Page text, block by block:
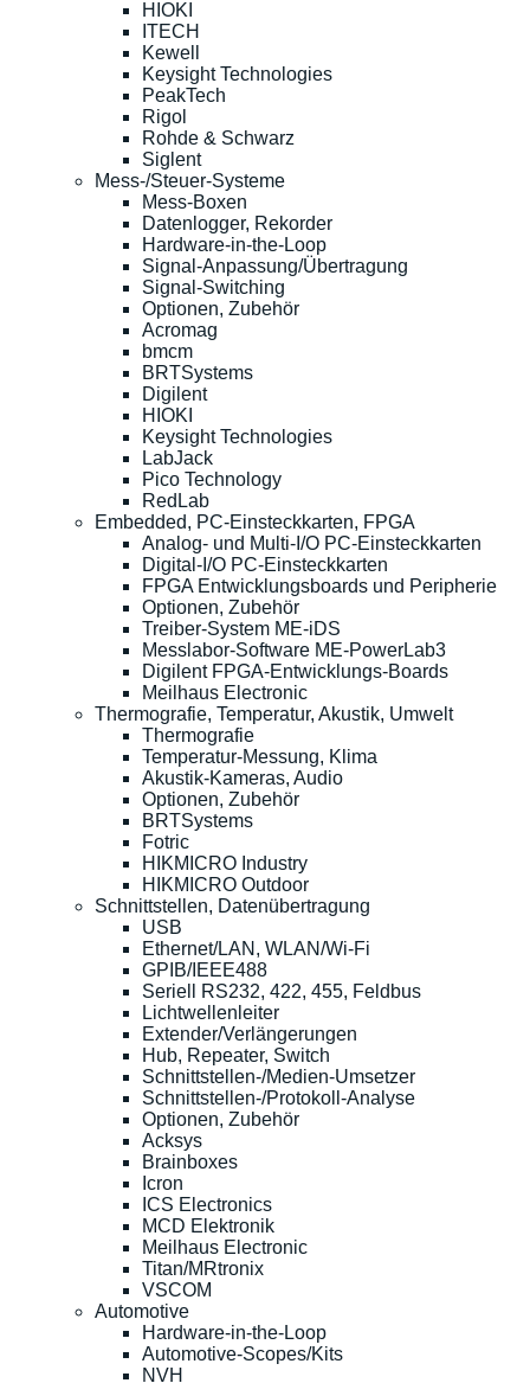
HIOKI
ITECH
Kewell
Keysight Technologies
PeakTech
Rigol
Rohde & Schwarz
Siglent
Mess-/Steuer-Systeme
Mess-Boxen
Datenlogger, Rekorder
Hardware-in-the-Loop
Signal-Anpassung/Übertragung
Signal-Switching
Optionen, Zubehör
Acromag
bmcm
BRTSystems
Digilent
HIOKI
Keysight Technologies
LabJack
Pico Technology
RedLab
Embedded, PC-Einsteckkarten, FPGA
Analog- und Multi-I/O PC-Einsteckkarten
Digital-I/O PC-Einsteckkarten
FPGA Entwicklungsboards und Peripherie
Optionen, Zubehör
Treiber-System ME-iDS
Messlabor-Software ME-PowerLab3
Digilent FPGA-Entwicklungs-Boards
Meilhaus Electronic
Thermografie, Temperatur, Akustik, Umwelt
Thermografie
Temperatur-Messung, Klima
Akustik-Kameras, Audio
Optionen, Zubehör
BRTSystems
Fotric
HIKMICRO Industry
HIKMICRO Outdoor
Schnittstellen, Datenübertragung
USB
Ethernet/LAN, WLAN/Wi-Fi
GPIB/IEEE488
Seriell RS232, 422, 455, Feldbus
Lichtwellenleiter
Extender/Verlängerungen
Hub, Repeater, Switch
Schnittstellen-/Medien-Umsetzer
Schnittstellen-/Protokoll-Analyse
Optionen, Zubehör
Acksys
Brainboxes
Icron
ICS Electronics
MCD Elektronik
Meilhaus Electronic
Titan/MRtronix
VSCOM
Automotive
Hardware-in-the-Loop
Automotive-Scopes/Kits
NVH